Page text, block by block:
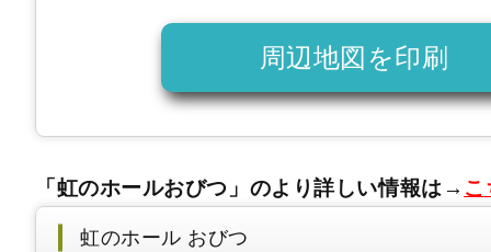
周辺地図を印刷
「虹のホールおびつ」のより詳しい情報は→ こ
虹のホール おびつ